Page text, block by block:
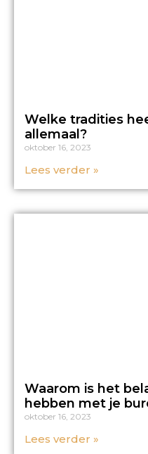
Welke tradities
allemaal?
oktober 16, 2023
Lees verder »
Waarom is het
hebben met je
oktober 16, 2023
Lees verder »